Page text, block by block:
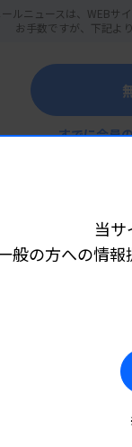
レルギー最前線
疫関連有害事
標的治療から
詳細は
ールニュースは、WEBサ
お手数ですが、下記よ
すでに会員
当サ
般の方への情報